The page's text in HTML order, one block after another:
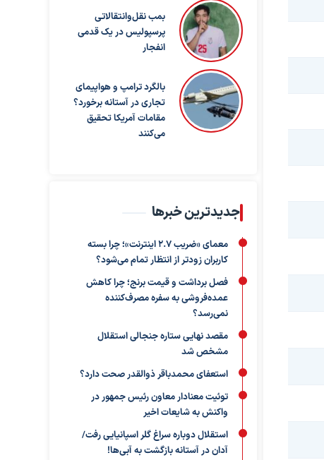
بمب نقل‌وانتقالاتی
پرسپولیس در یک قدمی
انفجار
بالگرد ترامپ و هواپیمای
تجاری در آستانه برخورد؟
مقامات آمریکا تحقیق
می‌کنند
جدیدترین خبرها
معمای «ضریب ۲.۷ اینترنت»؛ چرا بسته
کاربران زودتر از انتظار تمام می‌شود؟
فصل برداشت و قیمت برنج؛ چرا کاهش
عمده‌فروشی به سفره مصرف‌کننده
نمی‌رسد؟
مقصد نهایی ستاره جنجالی استقلال
مشخص شد
استعفای محمدباقر ذوالقدر صحت دارد؟
توئیت معنادار معاون رئیس جمهور در
واکنش به شایعات اخیر
استقلال دوباره سراغ گلر اسپانیایی رفت/
آدان در آستانه بازگشت به آبی‌ها!